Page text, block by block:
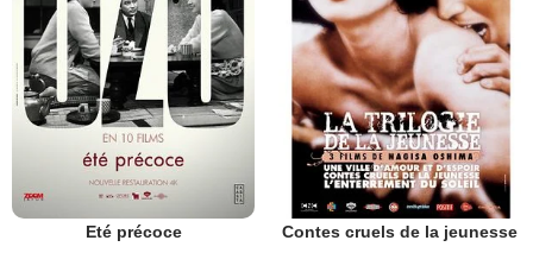
Eté précoce Contes cruels de la jeunesse